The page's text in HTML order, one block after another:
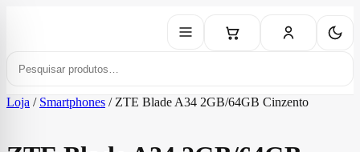
Loja / Smartphones / ZTE Blade A34 2GB/64GB Cinzento